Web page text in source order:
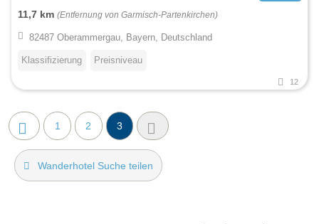
11,7 km (Entfernung von Garmisch-Partenkirchen)
82487 Oberammergau, Bayern, Deutschland
Klassifizierung Preisniveau
12
1 2 3
Wanderhotel Suche teilen